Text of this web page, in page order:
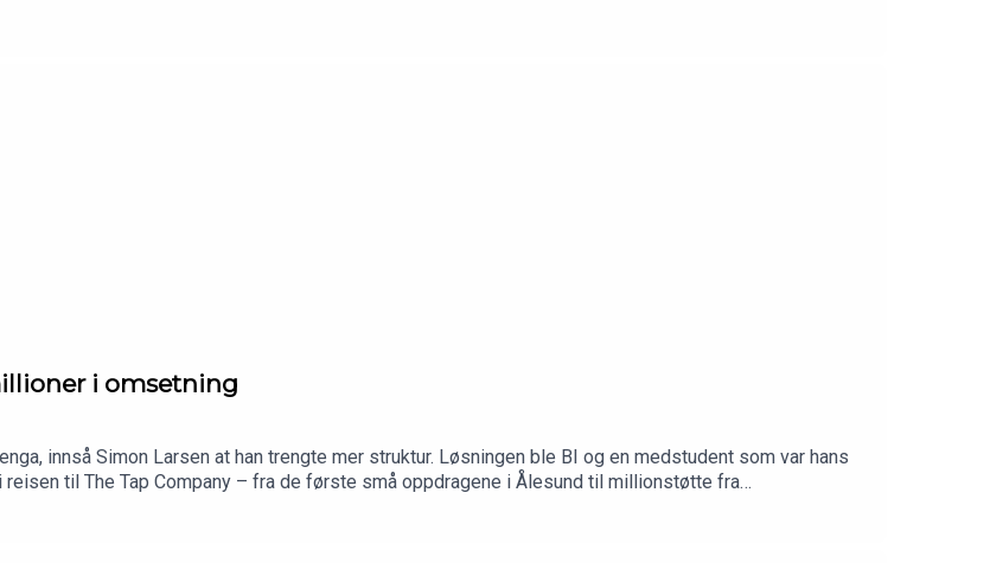
i omsetning
innså Simon Larsen at han trengte mer struktur. Løsningen ble BI og en medstudent som var hans
til The Tap Company – fra de første små oppdragene i Ålesund til millionstøtte fra
knallhardt arbeid og viktigheten av å ha systemene på plass før det smeller.